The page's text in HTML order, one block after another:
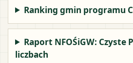
Ranking gmin programu
Raport NFOŚiGW: Czyste
liczbach